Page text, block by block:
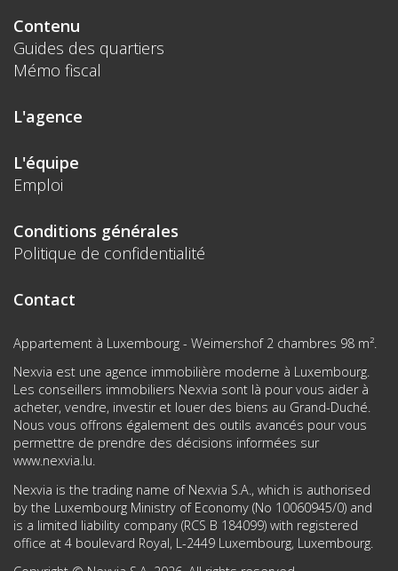
Contenu
Guides des quartiers
Mémo fiscal
L'agence
L'équipe
Emploi
Conditions générales
Politique de confidentialité
Contact
Appartement à Luxembourg - Weimershof 2 chambres 98 m².
Nexvia est une agence immobilière moderne à Luxembourg.
Les conseillers immobiliers Nexvia sont là pour vous aider à
acheter, vendre, investir et louer des biens au Grand-Duché.
Nous vous offrons également des outils avancés pour vous
permettre de prendre des décisions informées sur
www.nexvia.lu.
Nexvia is the trading name of Nexvia S.A., which is authorised
by the Luxembourg Ministry of Economy (No 10060945/0) and
is a limited liability company (RCS B 184099) with registered
office at 4 boulevard Royal, L-2449 Luxembourg, Luxembourg.